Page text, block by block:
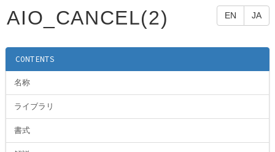
EN JA
AIO_CANCEL(2)
CONTENTS
名称
ライブラリ
書式